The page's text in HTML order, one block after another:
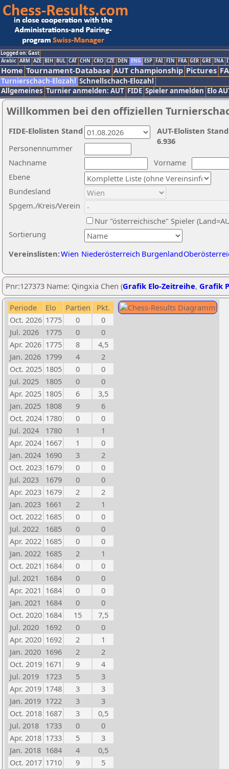
Logged on: Gast
Arabic ARM AZE BIH BUL CAT CHN CRO CZE DEN ENG ESP FAI FIN FRA GER GRE INA
Home Tournament-Database AUT championship Pictures
Turnierschach-Elozahl Schnellschach-Elozahl
Allgemeines Turnier anmelden: AUT FIDE Spieler anmelden Elo
Willkommen bei den offiziellen
Nachname
Vorname
Ebene
Sortierung
Personennummer
Bundesland
Spgem./Kreis/Verein
Nur "österreichische" Spieler
Vereinslisten:Wien Niederösterreich Burgenland
AUT-Elolisten
6.936
FIDE-Elolisten Stand
Pnr:127373 Name: Qingxia Chen (Grafik Elo-Zeitreihe, Grafik
Periode Elo Partien
Pkt.
Oct. 2026 1775 0
0
Jul. 2026
1775 0
0
Apr. 2026 1775 8
4,5
Jan. 2026 1799 4
2
Oct. 2025 1805 0
0
Jul. 2025
1805 0
0
Apr. 2025 1805 6
3,5
Jan. 2025 1808 9
6
Oct. 2024 1780 0
0
Jul. 2024
1780 1
1
Apr. 2024 1667 1
0
Jan. 2024 1690 3
2
Oct. 2023 1679 0
0
Jul. 2023
1679 0
0
Apr. 2023 1679 2
2
Jan. 2023 1661 2
1
Oct. 2022 1685 0
0
Jul. 2022
1685 0
0
Apr. 2022 1685 0
0
Jan. 2022 1685 2
1
Oct. 2021 1684 0
0
Jul. 2021
1684 0
0
Apr. 2021 1684 0
0
Jan. 2021 1684 0
0
Oct. 2020 1684 15
7,5
Jul. 2020
1692 0
0
Apr. 2020 1692 2
1
Jan. 2020 1696 2
2
Oct. 2019 1671 9
4
Jul. 2019
1723 5
3
Apr. 2019 1748 3
3
Jan. 2019 1722 3
3
Oct. 2018 1687 3
0,5
Jul. 2018
1733 0
0
Apr. 2018 1733 5
3
Jan. 2018 1684 4
0,5
Oct. 2017 1710 9
5